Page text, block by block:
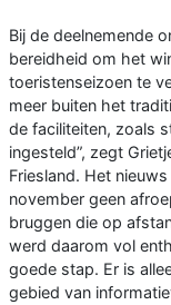
Bij de deelnemende
bereidheid om het
toeristenseizoen te
meer buiten het
de faciliteiten, zoals
ingesteld”, zegt
Friesland. Het
november geen
bruggen die op
werd daarom vol
goede stap. Er is
gebied van